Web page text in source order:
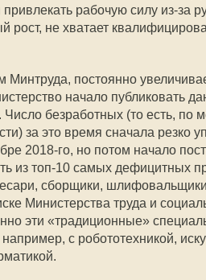
рабочую силу из-за
рост, не хватает
постоянно
начало публиковать
безработных (то есть, по
за это время сначала резко
2018-го, но потом начало
из топ-10 самых дефицитных
сборщики,
Министерства труда и
эти «традиционные»
с робототехникой,